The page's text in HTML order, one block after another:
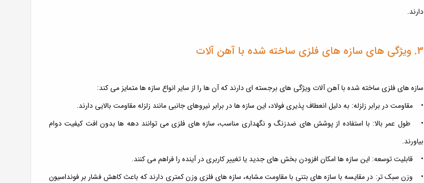
دارند.
۳. ویژگی های سازه های فلزی ساخته شده با آهن آلات
سازه های فلزی ساخته شده با آهن آلات ویژگی های برجسته ای دارند که آن ها را از سایر انواع سازه ها متمایز می کند:
• مقاومت در برابر زلزله: به دلیل انعطاف پذیری فولاد، این سازه ها در برابر نیروهای جانبی مانند زلزله مقاومت بالایی دارند.
• طول عمر بالا: با استفاده از پوشش های ضدزنگ و نگهداری مناسب، سازه های فلزی می توانند دهه ها بدون افت کیفیت دوام
بیاورند.
• قابلیت توسعه: این سازه ها امکان افزودن بخش های جدید یا تغییر کاربری در آینده را فراهم می کنند.
• وزن سبک تر: در مقایسه با سازه های بتنی با مقاومت مشابه، سازه های فلزی وزن کمتری دارند که باعث کاهش فشار بر فونداسیون